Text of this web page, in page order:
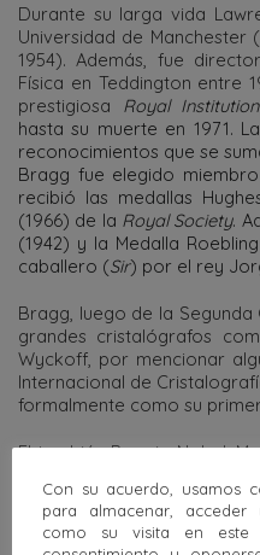
Durante su larga vida
Universidad de Manchester
1954). Además, fue
Física en Teddington entre
prestigiosa Royal
hasta su muerte en 1971.
reconocimientos que se
Bragg fue elegido
recibió las medallas
(1966) de la Royal Society.
(1942) y la Medalla
caballero (Sir) por el rey
Bragg, luego de la Segunda
grandes cristalógrafos
Wyckoff, por mencionar
Internacional de
formalmente como su
El también Premio Nobel,
escribió en 1971:
Sir Lawrence Bragg, […]
Con su acuerdo, usamos
para almacenar,
como su visita en este